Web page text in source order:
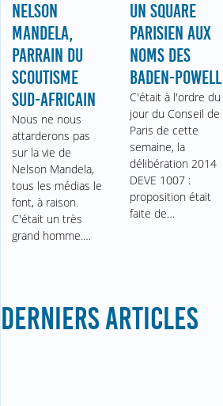
NELSON
MANDELA,
PARRAIN DU
SCOUTISME
SUD-AFRICAIN
Nous ne nous
attarderons pas
sur la vie de
Nelson Mandela,
tous les médias le
font, à raison.
C'était un très
grand homme.…
UN SQUARE
PARISIEN AUX
NOMS DES
BADEN-POWELL
C'était à l'ordre du
jour du Conseil de
Paris de cette
semaine, la
délibération 2014
DEVE 1007 :
proposition était
faite de…
DERNIERS ARTICLES